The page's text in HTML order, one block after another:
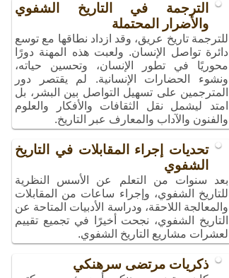
الترجمة في التاريخ الشفوي
والأضرار المحتملة
للترجمة تاريخ عريق، وقد ازداد نطاقها مع توسع
دائرة تواصل الإنسان. ولعبت هذه المهنة دورًا
محوريًا في تطور الإنسان، وتحسين حياته،
ونشوء الحضارات الإنسانية. لم يقتصر دور
المترجمين على تسهيل التواصل بين البشر، بل
امتد ليشمل نقل الثقافات والأفكار والعلوم
والفنون والآداب والمعارف عبر التاريخ.
تحديات إجراء المقابلات في التاريخ
الشفوي
بعد سنوات من التعلم عن الأسس النظرية
للتاريخ الشفوي، وإجراء ساعات من المقابلات
والمعالجة اللاحقة، ودراسة الأدبيات المتاحة عن
التاريخ الشفوي، نجحت أخيرًا في تجميع تقييم
لعشرات مشاريع التاريخ الشفوي.
ذكريات مرتضى سرهنكي